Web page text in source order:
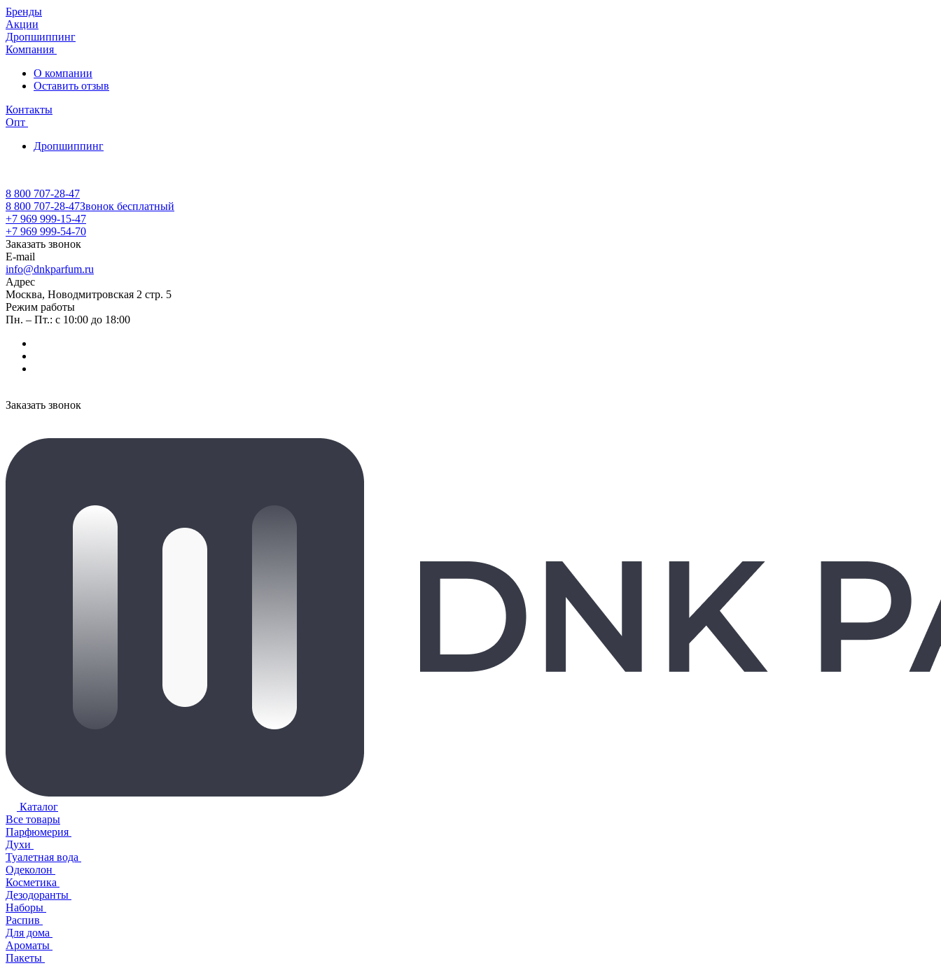
Бренды
Акции
Дропшиппинг
Компания
О компании
Оставить отзыв
Контакты
Опт
Дропшиппинг
8 800 707-28-47
8 800 707-28-47Звонок бесплатный
+7 969 999-15-47
+7 969 999-54-70
Заказать звонок
E-mail
info@dnkparfum.ru
Адрес
Москва, Новодмитровская 2 стр. 5
Режим работы
Пн. – Пт.: с 10:00 до 18:00
Заказать звонок
Каталог
Все товары
Парфюмерия
Духи
Туалетная вода
Одеколон
Косметика
Дезодоранты
Наборы
Распив
Для дома
Ароматы
Пакеты